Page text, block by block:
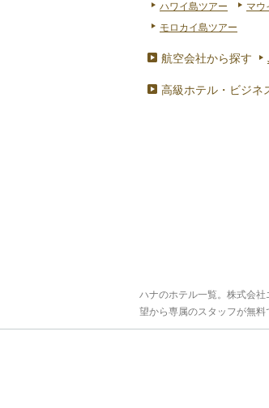
ハワイ島ツアー マウ
モロカイ島ツアー
航空会社から探す
高級ホテル・ビジネ
ハナのホテル一覧。株式会
望から専属のスタッフが無料